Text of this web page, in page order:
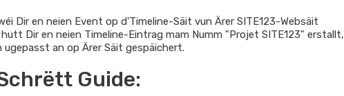
Dir en neien Event op d'Timeline-Säit vun Ärer SITE123-Websäit
Dir en neien Timeline-Eintrag mam Numm "Projet SITE123" erstallt,
ugepasst an op Ärer Säit gespäichert.
Guide: